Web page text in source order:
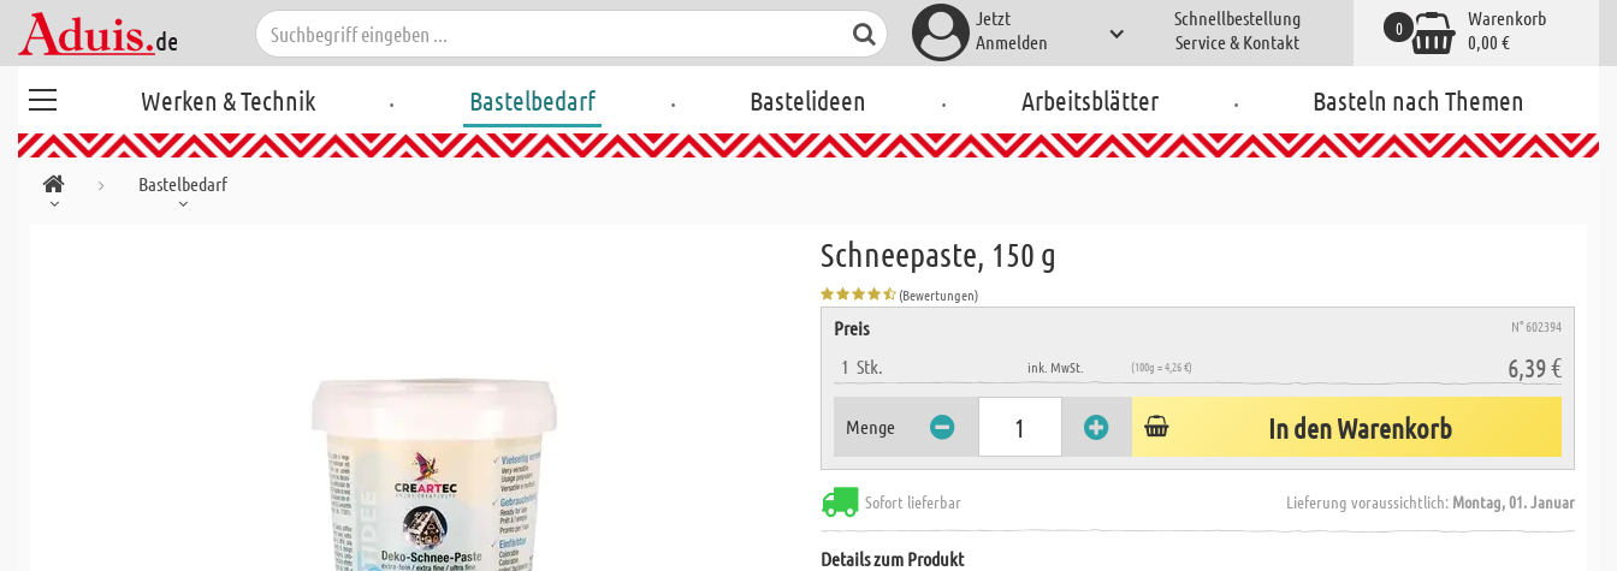
Jetzt
Anmelden
Schnellbestellung
Service & Kontakt
Warenkorb
0,00 €
0
Werken & Technik . Bastelbedarf . Bastelideen . Arbeitsblätter . Basteln nach Themen
Bastelbedarf
Schneepaste, 150 g
(Bewertungen)
Preis N° 602394
1 Stk. ink. MwSt. (100g = 4,26 €) 6,39 €
Menge In den Warenkorb
Sofort lieferbar Lieferung voraussichtlich: Montag, 01. Januar
Details zum Produkt